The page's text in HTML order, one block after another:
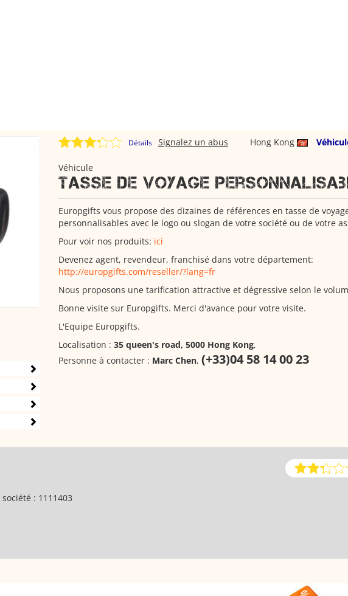
Détails Hong Kong
Signalez un abus
Véhicule
Tasse de voyage
Europgifts vous propose des dizaines de références en tasse de
personnalisables avec le logo ou slogan de votre société ou de votre
Pour voir nos produits: ici
Devenez agent, revendeur, franchisé dans votre département:
http://europgifts.com/reseller/?lang=fr
Nous proposons une tarification attractive et dégressive selon le
Bonne visite sur Europgifts. Merci d'avance pour votre visite.
L'Equipe Europgifts.
Localisation : 35 queen's road, 5000 Hong Kong,
Personne à contacter : Marc Chen, (+33)04 58 14 00 23
: 1111403